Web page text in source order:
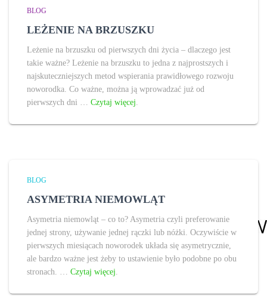
BLOG
LEŻENIE NA BRZUSZKU
Leżenie na brzuszku od pierwszych dni życia – dlaczego jest
takie ważne? Leżenie na brzuszku to jedna z najprostszych i
najskuteczniejszych metod wspierania prawidłowego rozwoju
noworodka. Co ważne, można ją wprowadzać już od
pierwszych dni … Czytaj więcej.
BLOG
ASYMETRIA NIEMOWLĄT
Asymetria niemowląt – co to? Asymetria czyli preferowanie
jednej strony, używanie jednej rączki lub nóżki. Oczywiście w
pierwszych miesiącach noworodek układa się asymetrycznie,
ale bardzo ważne jest żeby to ustawienie było podobne po obu
stronach. … Czytaj więcej.